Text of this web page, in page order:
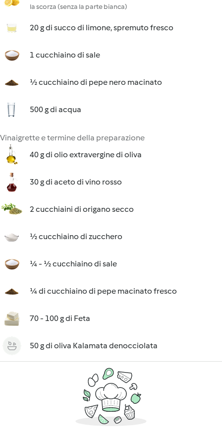
la scorza (senza la parte bianca)
20 g di succo di limone, spremuto fresco
1 cucchiaino di sale
½ cucchiaino di pepe nero macinato
500 g di acqua
Vinaigrette e termine della preparazione
40 g di olio extravergine di oliva
30 g di aceto di vino rosso
2 cucchiaini di origano secco
½ cucchiaino di zucchero
¼ - ½ cucchiaino di sale
¼ di cucchiaino di pepe macinato fresco
70 - 100 g di Feta
50 g di oliva Kalamata denocciolata